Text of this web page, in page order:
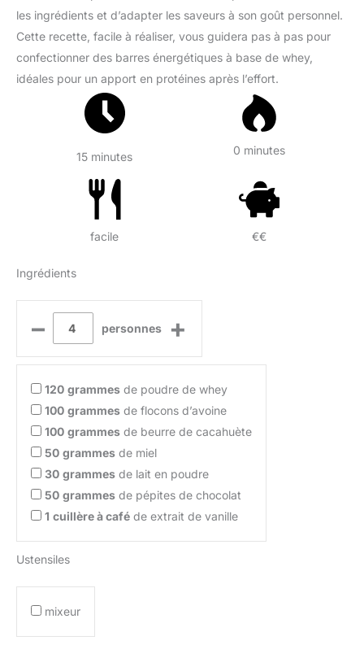
les ingrédients et d’adapter les saveurs à son goût personnel.
Cette recette, facile à réaliser, vous guidera pas à pas pour
confectionner des barres énergétiques à base de whey,
idéales pour un apport en protéines après l’effort.
15 minutes 0 minutes
facile €€
Ingrédients
– personnes +
120 grammes de poudre de whey
100 grammes de flocons d’avoine
100 grammes de beurre de cacahuète
50 grammes de miel
30 grammes de lait en poudre
50 grammes de pépites de chocolat
1 cuillère à café de extrait de vanille
Ustensiles
mixeur